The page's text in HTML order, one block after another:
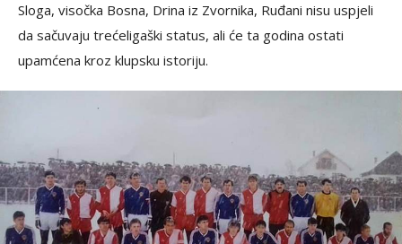
Sloga, visočka Bosna, Drina iz Zvornika, Ruđani nisu uspjeli
da sačuvaju trećeligaški status, ali će ta godina ostati
upamćena kroz klupsku istoriju.